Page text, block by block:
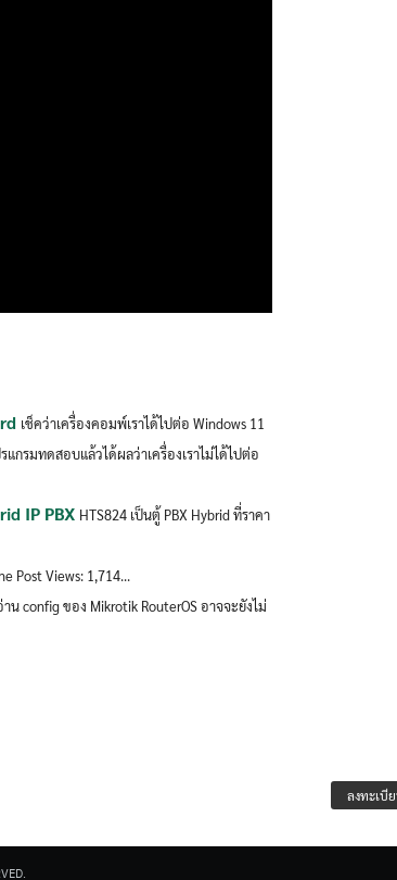
เช็คว่าเครื่องคอมพ์เราได้ไปต่อ Windows 11
กรมทดสอบแล้วได้ผลว่าเครื่องเราไม่ได้ไปต่อ
IP PBX HTS824 เป็นตู้ PBX Hybrid ที่ราคา
Post Views: 1,714...
น config ของ Mikrotik RouterOS อาจจะยังไม่